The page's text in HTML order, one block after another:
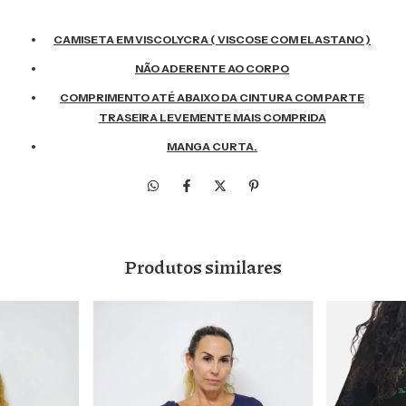
CAMISETA EM VISCOLYCRA ( VISCOSE COM ELASTANO )
NÃO ADERENTE AO CORPO
COMPRIMENTO ATÉ ABAIXO DA CINTURA COM PARTE
TRASEIRA LEVEMENTE MAIS COMPRIDA
MANGA CURTA.
Produtos similares